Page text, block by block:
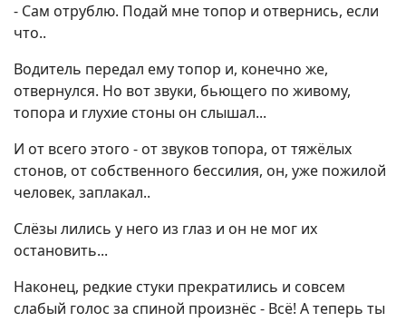
- Сам отрублю. Подай мне топор и отвернись, если
что..
Водитель передал ему топор и, конечно же,
отвернулся. Но вот звуки, бьющего по живому,
топора и глухие стоны он слышал...
И от всего этого - от звуков топора, от тяжёлых
стонов, от собственного бессилия, он, уже пожилой
человек, заплакал..
Слёзы лились у него из глаз и он не мог их
остановить...
Наконец, редкие стуки прекратились и совсем
слабый голос за спиной произнёс - Всё! А теперь ты